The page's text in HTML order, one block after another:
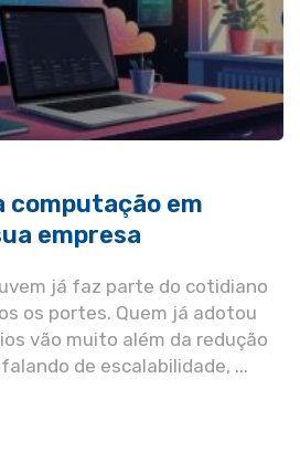
computação em
empresa
já faz parte do cotidiano
os portes. Quem já adotou
vão muito além da redução
de escalabilidade, ...